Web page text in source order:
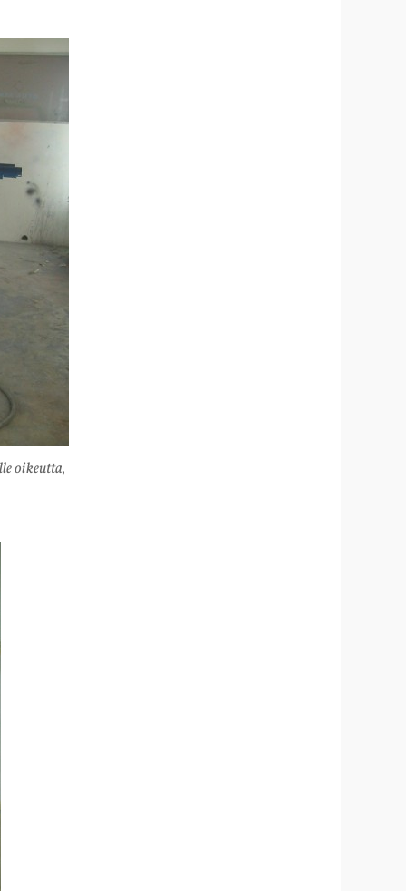
oikeutta,